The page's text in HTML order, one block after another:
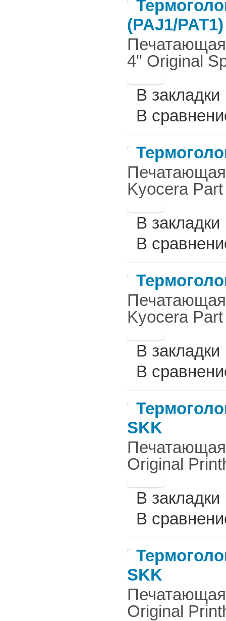
(PAJ1/PAT1)
Печатающая
4" Original
В закладки
В
Печатающая
Kyocera
В закладки
В
Печатающая
Kyocera
В закладки
В
SKK
Печатающая
Original
В закладки
В
SKK
Печатающая
Original